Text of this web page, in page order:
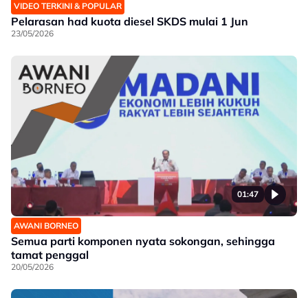
VIDEO TERKINI & POPULAR
Pelarasan had kuota diesel SKDS mulai 1 Jun
23/05/2026
01:47
AWANI BORNEO
Semua parti komponen nyata sokongan, sehingga
tamat penggal
20/05/2026